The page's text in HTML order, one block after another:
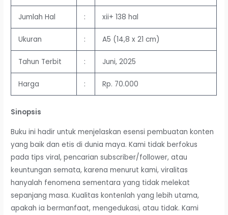
Jumlah Hal : xii+ 138 hal
Ukuran : A5 (14,8 x 21 cm)
Tahun Terbit : Juni, 2025
Harga : Rp. 70.000
Sinopsis
Buku ini hadir untuk menjelaskan esensi pembuatan konten
yang baik dan etis di dunia maya. Kami tidak berfokus
pada tips viral, pencarian subscriber/follower, atau
keuntungan semata, karena menurut kami, viralitas
hanyalah fenomena sementara yang tidak melekat
sepanjang masa. Kualitas kontenlah yang lebih utama,
apakah ia bermanfaat, mengedukasi, atau tidak. Kami